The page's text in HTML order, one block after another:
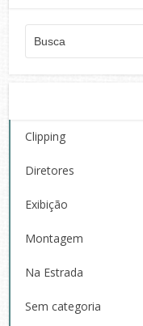
Clipping
Diretores
Exibição
Montagem
Na Estrada
Sem categoria